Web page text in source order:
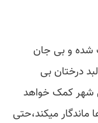
و بی جان
درختان بی
شهر کمک خواهد
ماندگار میکند،حتی